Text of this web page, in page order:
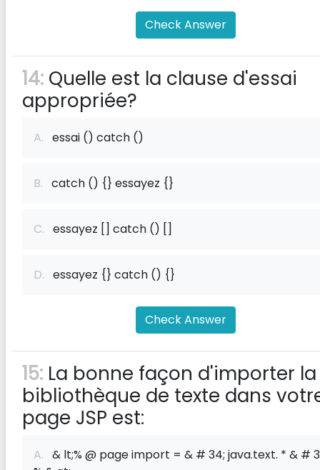
Check Answer
14: Quelle est la clause d'essai
appropriée?
A. essai () catch ()
B. catch () {} essayez {}
C. essayez [] catch () []
D. essayez {} catch () {}
Check Answer
15: La bonne façon d'importer la
bibliothèque de texte dans
page JSP est:
A. & lt;% @ page import = & # 34; java.text. * & #